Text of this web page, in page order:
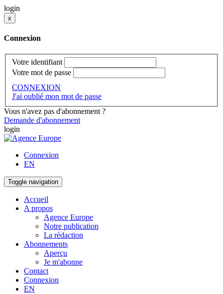
login
x
Connexion
Votre identifiant
Votre mot de passe
CONNEXION
J'ai oublié mon mot de passe
Vous n'avez pas d'abonnement ?
Demande d'abonnement
login
Connexion
EN
Toggle navigation
Accueil
A propos
Agence Europe
Notre publication
La rédaction
Abonnements
Aperçu
Je m'abonne
Contact
Connexion
EN